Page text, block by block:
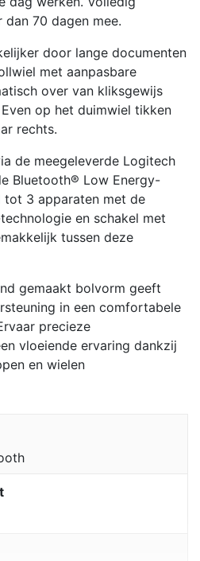
70 dagen mee.
door lange documenten
met aanpasbare
over van kliksgewijs
op het duimwiel tikken
rechts.
de meegeleverde Logitech
Bluetooth® Low Energy-
tot 3 apparaten met de
en schakel met
tussen deze
gemaakt bolvorm geeft
in een comfortabele
precieze
vloeiende ervaring dankzij
en wielen